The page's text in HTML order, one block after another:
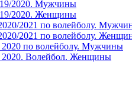
2020. Мужчины
2020. Женщины
2021 по волейболу.
2021 по волейболу.
по волейболу. Мужчины
Волейбол. Женщины